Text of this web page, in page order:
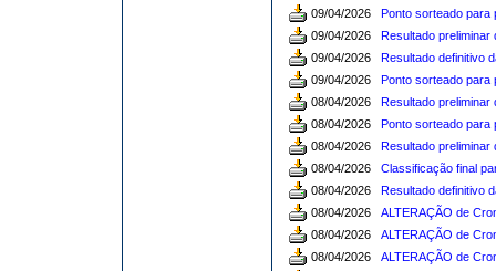
09/04/2026
Ponto sorteado para
09/04/2026
Resultado
09/04/2026
Resultado definitivo
09/04/2026
Ponto sorteado para
08/04/2026
Resultado preliminar
08/04/2026
Ponto sorteado para
08/04/2026
Resultado preliminar
08/04/2026
Classificação final
08/04/2026
Resultado definitivo
08/04/2026
ALTERAÇÃO de
08/04/2026
ALTERAÇÃO de
08/04/2026
ALTERAÇÃO de